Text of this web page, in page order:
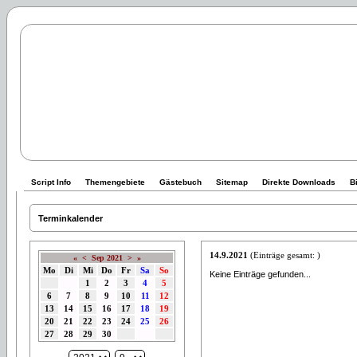
Script Info Themengebiete Gästebuch Sitemap Direkte Downloads
Terminkalender
« < Sep 2021 > »
Mo Di Mi Do Fr Sa
So
1
2 3 4
5
6
7 8 9 10 11
12
13
14 15 16 17 18
19
20
21 22 23 24 25
26
27
28 29 30
14.9.2021 (Einträge gesamt: )
Keine Einträge gefunden...